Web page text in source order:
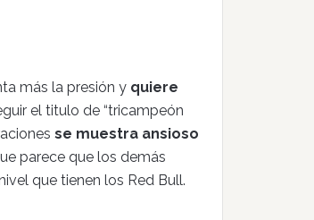
más la presión y quiere
el titulo de “tricampeón
se muestra ansioso
parece que los demás
que tienen los Red Bull.